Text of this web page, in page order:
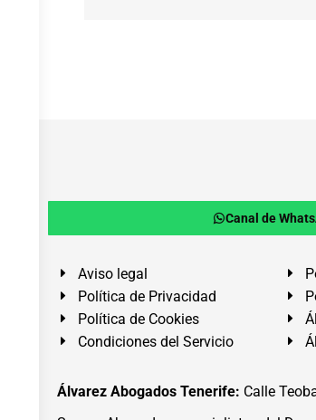
Canal de
Aviso legal
Política de Privacidad
Política de Cookies
Condiciones del Servicio
Álvarez Abogados Tenerife: Calle